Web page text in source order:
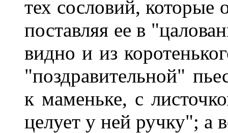
тех сословий, которые
поставляя ее в
видно и из
"поздравительной"
к маменьке, с
целует у ней ручку"; а